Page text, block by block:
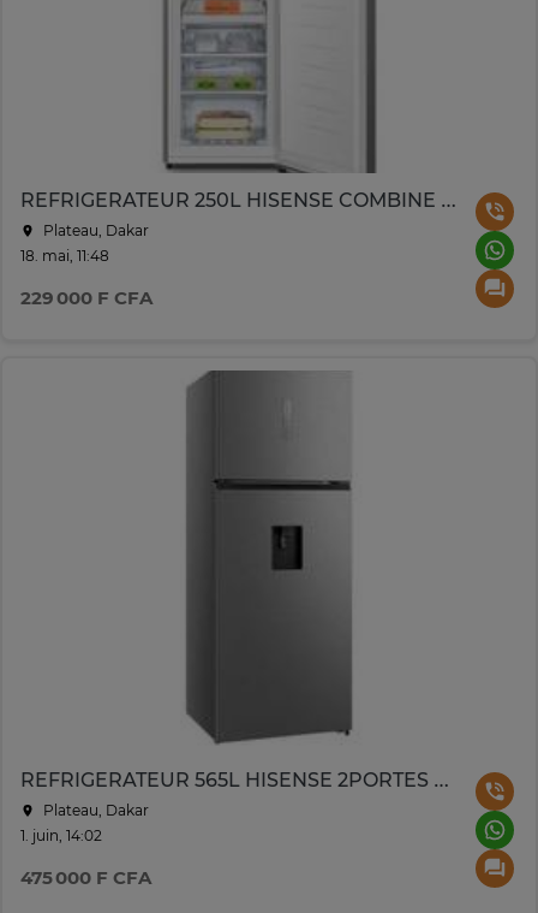
REFRIGERATEUR 250L HISENSE COMBINE 4TIROIRS AVEC FONTAINE
Plateau, Dakar
18. mai, 11:48
229 000 F CFA
REFRIGERATEUR 565L HISENSE 2PORTES AVEC FONTAINE NOFROST
Plateau, Dakar
1. juin, 14:02
475 000 F CFA